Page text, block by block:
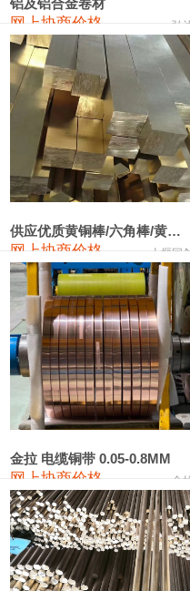
1#铬
553#硅 9,300—9,500
441#硅 9,600—9,800
3303#硅
2202#硅
金属硅3303#-2202#
漆包线
磷铜合金
无氧铜丝(硬)
R410A专用紫铜管
铸造铝合金锭(A380）
铝合金ADC12
铸造铝合金锭(ZL102)
铝及铝合金卷材
网上协商价格 弘
供应优质黄铜棒/六角棒/黄铜方板
网上协商价格 十堰同
金拉 电缆铜带 0.05-0.8MM
网上协商价格 金